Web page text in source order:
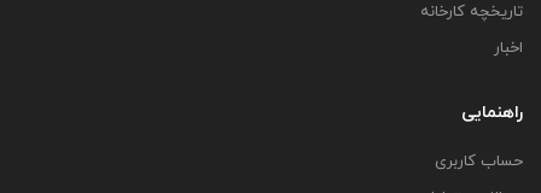
تاریخچه کارخانه
اخبار
راهنمایی
حساب کاربری